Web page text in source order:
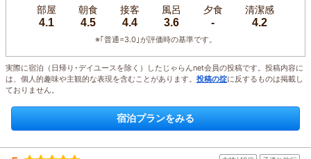
部屋
4.1
朝食
4.5
接客
4.4
風呂
3.6
夕食
-
清潔感
4.2
※｢普通=3.0｣が評価時の基準です。
実際に宿泊（日帰り･デイユースを除く）したじゃらんnet会員の投稿です。投稿内容に
は、個人的趣味や主観的な表現を含むことがあります。 投稿の掟に反するものは掲載し
ておりません。
宿泊プランをみる